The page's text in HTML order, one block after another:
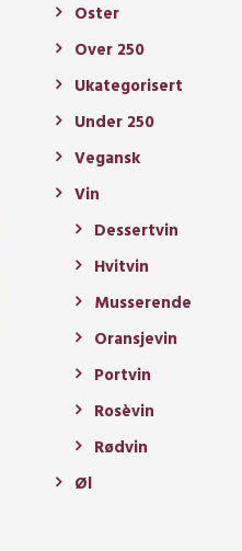
Oster
Over 250
Ukategorisert
Under 250
Vegansk
Vin
Dessertvin
Hvitvin
Musserende
Oransjevin
Portvin
Rosèvin
Rødvin
Øl